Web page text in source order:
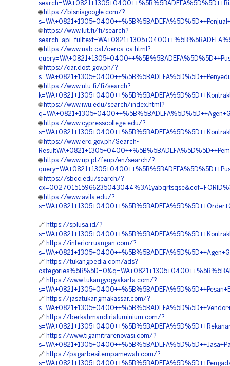
🌐 https://bisnisgoogle.com/?
🌐 https://www.lut.fi/fi/search?
🌐 https://www.uab.cat/cerca-ca.html?
🌐 https://car.dost.gov.ph/?
🌐 https://www.utu.fi/fi/search?
🌐 https://www.iwu.edu/search/index.html?
🌐 https://www.cypresscollege.edu/?
🌐 https://www.erc.gov.ph/Search-
🌐 https://www.up.pt/feup/en/search/?
🌐 https://sbcc.edu/search/?
🌐 https://www.avila.edu/?
🔗 https://splusa.id/?
🔗 https://interiorruangan.com/?
🔗 https://tukangpedia.com/ads?
🔗 https://www.tukangyogyakarta.com/?
🔗 https://jasatukangmakassar.com/?
🔗 https://berkahmandirialuminium.com/?
🔗 https://www.tigamitrarenovasi.com/?
🔗 https://pagarbesitempamewah.com/?